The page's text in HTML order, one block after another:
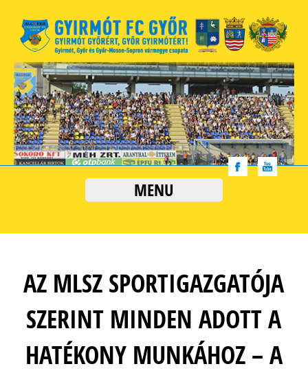
MENU
AZ MLSZ SPORTIGAZGATÓJA
SZERINT MINDEN ADOTT A
HATÉKONY MUNKÁHOZ – A